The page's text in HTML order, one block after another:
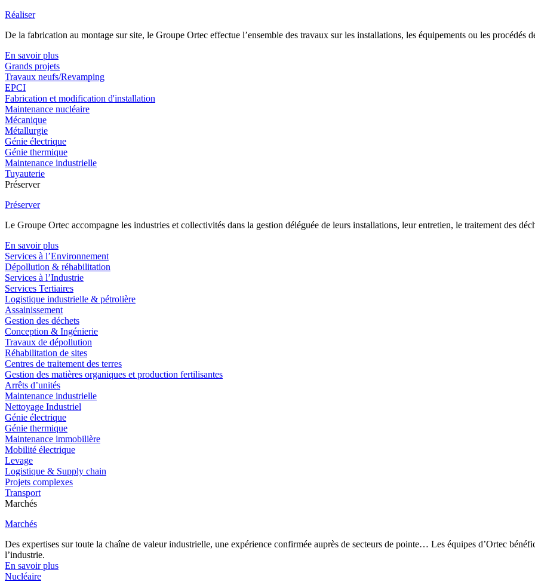
Réaliser
De la fabrication au montage sur site, le Groupe Ortec effectue l’ensemble des travaux sur les installations, les équipements ou les procédés
En savoir plus
Grands projets
Travaux neufs/Revamping
EPCI
Fabrication et modification d'installation
Maintenance nucléaire
Mécanique
Métallurgie
Génie électrique
Génie thermique
Maintenance industrielle
Tuyauterie
Préserver
Préserver
Le Groupe Ortec accompagne les industries et collectivités dans la gestion déléguée de leurs installations, leur entretien, le traitement des
En savoir plus
Services à l’Environnement
Dépollution & réhabilitation
Services à l’Industrie
Services Tertiaires
Logistique industrielle & pétrolière
Assainissement
Gestion des déchets
Conception & Ingénierie
Travaux de dépollution
Réhabilitation de sites
Centres de traitement des terres
Gestion des matières organiques et production fertilisantes
Arrêts d’unités
Maintenance industrielle
Nettoyage Industriel
Génie électrique
Génie thermique
Maintenance immobilière
Mobilité électrique
Levage
Logistique & Supply chain
Projets complexes
Transport
Marchés
Marchés
Des expertises sur toute la chaîne de valeur industrielle, une expérience confirmée auprès de secteurs de pointe… Les équipes d’Ortec
l’industrie.
En savoir plus
Nucléaire